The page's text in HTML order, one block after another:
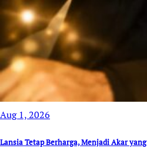
Aug 1, 2026
Lansia Tetap Berharga, Menjadi Akar yang